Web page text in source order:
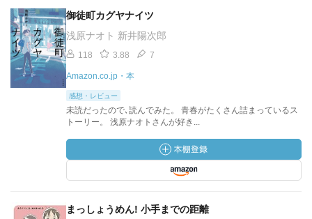
御徒町カグヤナイツ
浅原ナオト 新井陽次郎
118 3.88 7
Amazon.co.jp・本
感想・レビュー
未読だったので､読んでみた。 青春がたくさん詰まっているス
トーリー。 浅原ナオトさんが好き...
まっしょうめん! 小手までの距離